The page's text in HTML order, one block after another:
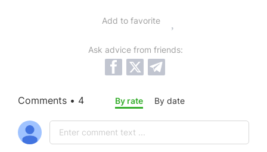
Add to favorite
Ask advice from friends:
Comments • 4 By rate By date